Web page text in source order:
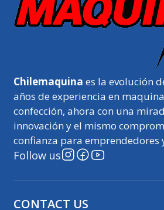
Chilemaquina es la evolución
años de experiencia en
confección, ahora con una
innovación y el mismo
confianza para emprendedores
Follow us
CONTACT US